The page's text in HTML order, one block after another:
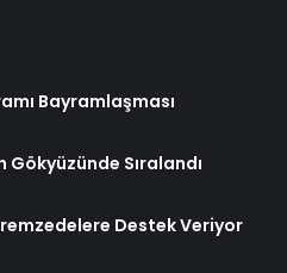
Bayramlaşması
Gökyüzünde Sıralandı
Destek Veriyor